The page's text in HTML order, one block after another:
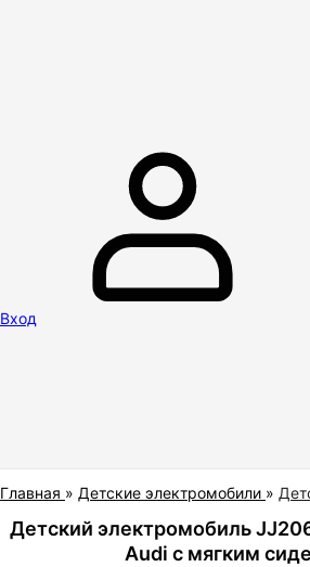
Вход
Главная » Детские электромобили »
Детский электромобиль
Audi с мягким